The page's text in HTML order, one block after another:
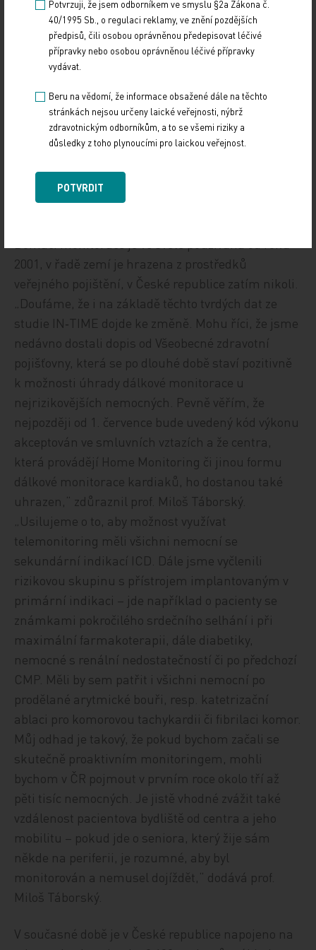
ještě nejsou k dispozici, ale v budoucnu nám
umožní přesnější odhad rizika. Z našich
zkušeností například vyplývá, že rizikoví nemocní
často měli nový záchyt fibrilace síní a komorových
arytmií; jakmile nastoupí tyto arytmie, je to
známka progrese onemocnění a velmi špatné
prognózy,“ shrnul prof. Táborský a dodal, že studie
je nyní připravena pro publikaci v časopise New
England Journal of Medicine.
Úhrada domácí monitorace systém nezruinuje
2001, v řadě zemí je hrazena z prostředků
veřejného pojištění, v České republice zatím nikoli.
„Doufáme, že i na základě těchto tvrdých dat ze
studie IN‑TIME dojde ke změně. Mohu říci, že jsme
nedávno dostali dopis od Všeobecné zdravotní
pojišťovny, která se po dlouhé době staví pozitivně
k možnosti úhrady dálkové monitorace u
nejrizikovějších nemocných. Pevně věřím, že
nejpozději od 1. července bude uvedený kód výkonu
akceptován ve smluvních vztazích a že centra,
která provádějí Home Monitoring či jinou formu
dálkové monitorace kardiaků, ho dostanou také
uhrazen,“ zdůraznil prof. Miloš Táborský.
„Usilujeme o to, aby možnost využívat
telemonitoring měli všichni nemocní se
sekundární indikací ICD. Dále jsme vyčlenili
rizikovou skupinu s přístrojem implantovaným v
primární indikaci – jde například o pacienty se
známkami pokročilého srdečního selhání i při
maximální farmakoterapii, dále diabetiky,
nemocné s renální nedostatečností či po předchozí
CMP. Měli by sem patřit i všichni nemocní po
prodělané arytmické bouři, resp. katetrizační
ablaci pro komorovou tachykardii či fibrilaci komor.
Můj odhad je takový, že pokud bychom začali se
skutečně proaktivním monitoringem, mohli
bychom v ČR pojmout v prvním roce okolo tří až
pěti tisíc nemocných. Je jistě vhodné zvážit také
vzdálenost pacientova bydliště od centra a jeho
mobilitu – pokud jde o seniora, který žije sám
někde na periferii, je rozumné, aby byl
monitorován a nemusel dojíždět,“ dodává prof.
Miloš Táborský.
V současné době je v České republice napojeno na
Potvrzuji, že jsem odborníkem ve smyslu §2a Zákona č.
40/1995 Sb., o regulaci reklamy, ve znění pozdějších
předpisů, čili osobou oprávněnou předepisovat léčivé
přípravky nebo osobou oprávněnou léčivé přípravky
vydávat.
Beru na vědomí, že informace obsažené dále na těchto
stránkách nejsou určeny laické veřejnosti, nýbrž
zdravotnickým odborníkům, a to se všemi riziky a
důsledky z toho plynoucími pro laickou veřejnost.
POTVRDIT